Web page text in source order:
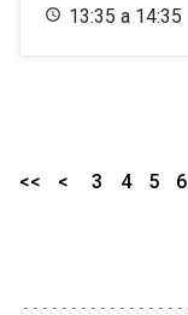
13:35 a 14:35
<< < 3 4 5 6